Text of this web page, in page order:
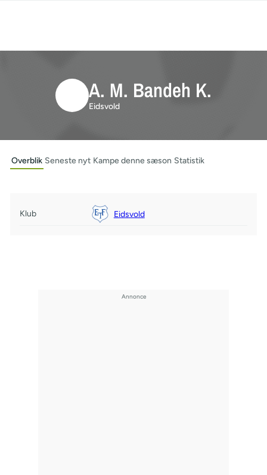
A. M. Bandeh K.
Eidsvold
Overblik Seneste nyt Kampe denne sæson Statistik
Klub Eidsvold